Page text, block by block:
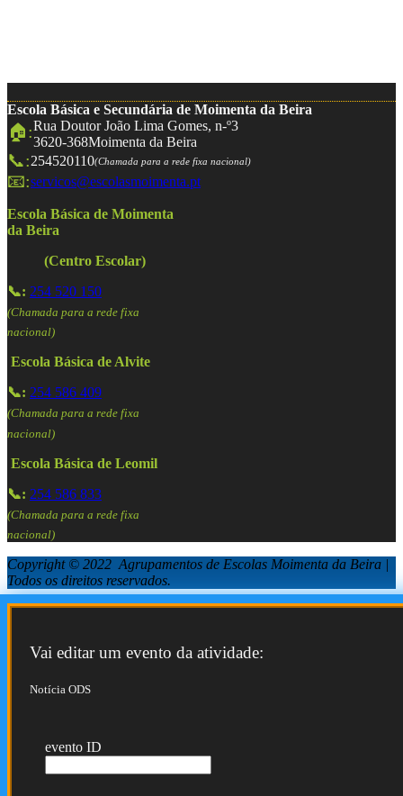
Escola Básica e Secundária de Moimenta da Beira
🏠:Rua Doutor João Lima Gomes, n-º3
3620-368Moimenta da Beira
📞:254520110(Chamada para a rede fixa nacional)
📧:servicos@escolasmoimenta.pt
Escola Básica de Moimenta
da Beira
(Centro Escolar)
📞: 254 520 150
(Chamada para a rede fixa
nacional)
Escola Básica de Alvite
📞: 254 586 409
(Chamada para a rede fixa
nacional)
Escola Básica de Leomil
📞: 254 586 833
(Chamada para a rede fixa
nacional)
Copyright © 2022 Agrupamentos de Escolas Moimenta da Beira |
Todos os direitos reservados.
Vai editar um evento da atividade:
Notícia ODS
evento ID